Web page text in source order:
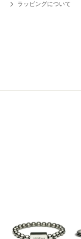
ラッピングについて